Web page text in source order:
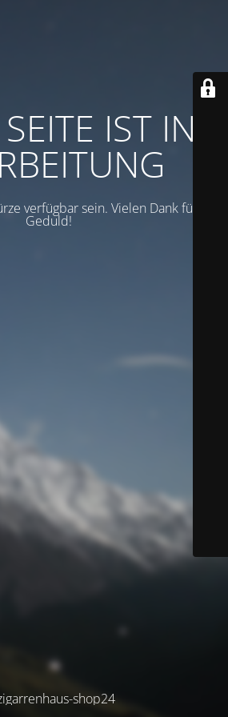
IST IN
verfügbar sein. Vielen Dank für Ihre
Geduld!
shop24